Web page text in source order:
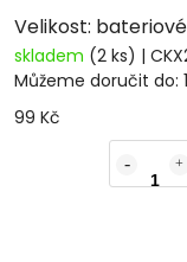
Velikost: bateriové
skladem (2 ks) |
Můžeme doručit do:
99 Kč